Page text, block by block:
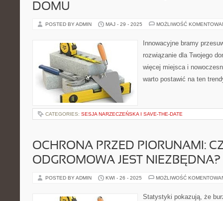
DOMU
POSTED BY ADMIN MAJ - 29 - 2025 MOŻLIWOŚĆ
Innowacyjne bramy
rozwiązanie dla Twojego
więcej miejsca i
warto postawić na ten
CATEGORIES: SESJA NARZECZEŃSKA I SAVE-THE-DATE
OCHRONA PRZED PIORUNAMI:
ODGROMOWA JEST NIEZBĘDNA?
POSTED BY ADMIN KWI - 26 - 2025 MOŻLIWOŚĆ
Statystyki pokazują, że